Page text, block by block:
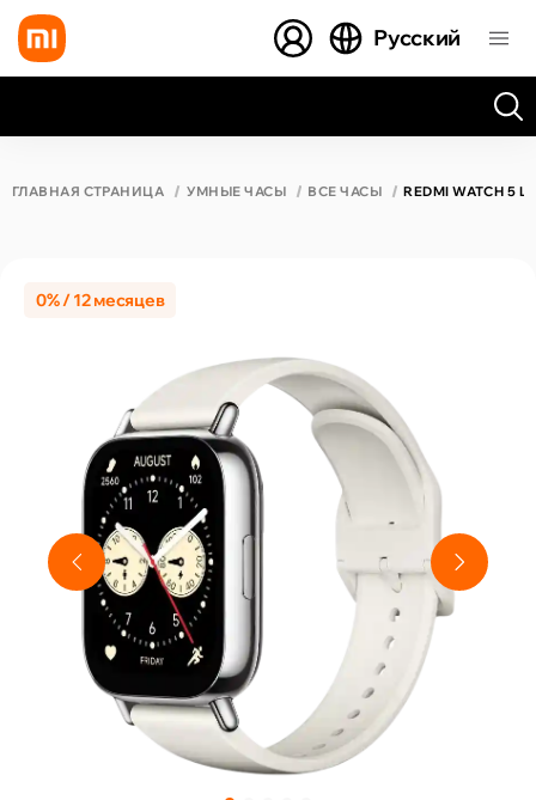
Русский
ГЛАВНАЯ СТРАНИЦА УМНЫЕ ЧАСЫ ВСЕ ЧАСЫ REDMI WATCH 5
0% / 12 месяцев